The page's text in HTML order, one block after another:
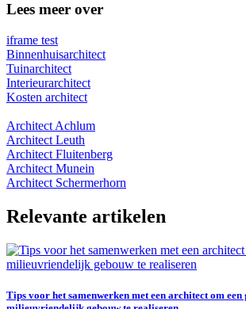
Lees meer over
iframe test
Binnenhuisarchitect
Tuinarchitect
Interieurarchitect
Kosten architect
Architect Achlum
Architect Leuth
Architect Fluitenberg
Architect Munein
Architect Schermerhorn
Relevante artikelen
Tips voor het samenwerken met een architect om een